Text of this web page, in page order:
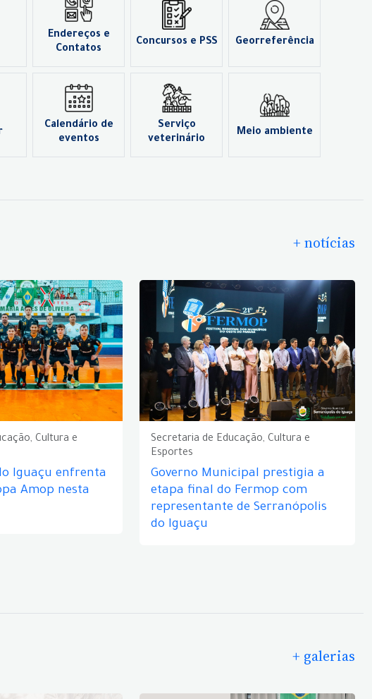
Endereços e
Contatos
Concursos e PSS Georreferência
Calendário de
eventos
Serviço
veterinário
Meio ambiente
+ notícias
Cultura e
Iguaçu enfrenta
Amop nesta
Secretaria de Educação, Cultura e
Esportes
Governo Municipal prestigia a
etapa final do Fermop com
representante de Serranópolis
do Iguaçu
+ galerias